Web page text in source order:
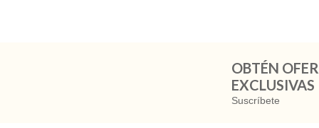
OBTÉN
EXCLUSIVAS
Suscríbete